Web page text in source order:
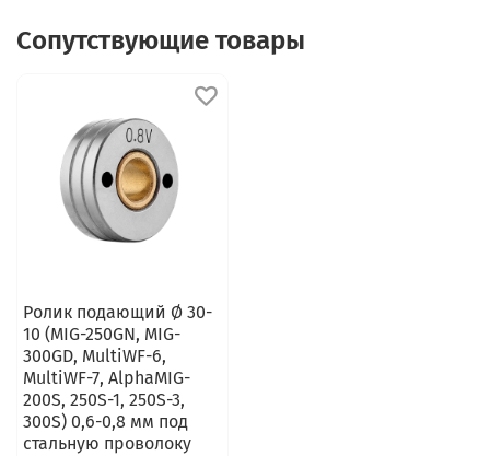
Сопутствующие товары
Ролик подающий Ø 30-
10 (MIG-250GN, MIG-
300GD, MultiWF-6,
MultiWF-7, AlphaMIG-
200S, 250S-1, 250S-3,
300S) 0,6-0,8 мм под
стальную проволоку